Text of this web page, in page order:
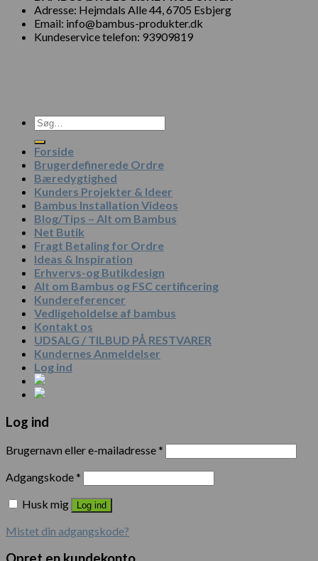
Adresse: Hejmdals Alle 44, 6705 Esbjerg
Email: info@bambus-produkter.dk
Kundeservice telefon: 93909819
Søg
efter:
Forside
Brugerdefinerede Ordre
Bæredygtighed
Kunders Projekter & Ideer
Bambus Installation Videos
Blog/Tips – Alt om Bambus
Net Butik
Fragt Betaling for Ordre
Ideas & Inspiration
Erhvervs-og Butikdesign
Alt om Bambus og FSC certificering
Kundereferencer
Vedligeholdelse af bambus
Kontakt os
UDSALG / TILBUD PÅ RESTVARER
Kundernes Anmeldelser
Log ind
Log ind
Brugernavn eller e-mailadresse*
Adgangskode*
Husk mig
Log ind
Mistet din adgangskode?